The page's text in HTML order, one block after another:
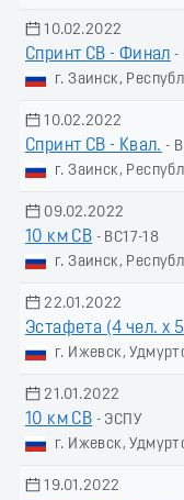
10.02.2022
Спринт СВ - Финал -
г. Заинск,
10.02.2022
Спринт СВ - Квал. -
г. Заинск,
09.02.2022
10 км СВ - ВС17-18
г. Заинск,
22.01.2022
Эстафета (4 чел. х
г. Ижевск,
21.01.2022
10 км СВ - ЭСПУ
г. Ижевск,
19.01.2022